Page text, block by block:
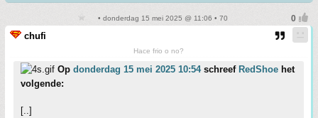
• donderdag 15 mei 2025 @ 11:06 • 70
chufi
Hace frio o no?
Op donderdag 15 mei 2025 10:54schreef RedShoe het
volgende:
[..]